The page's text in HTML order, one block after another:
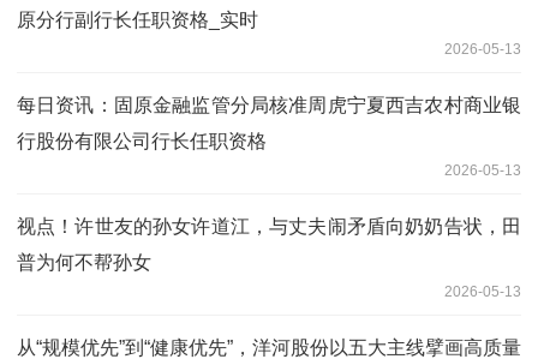
原分行副行长任职资格_实时
2026-05-13
每日资讯：固原金融监管分局核准周虎宁夏西吉农村商业银
行股份有限公司行长任职资格
2026-05-13
视点！许世友的孙女许道江，与丈夫闹矛盾向奶奶告状，田
普为何不帮孙女
2026-05-13
从“规模优先”到“健康优先”，洋河股份以五大主线擘画高质量